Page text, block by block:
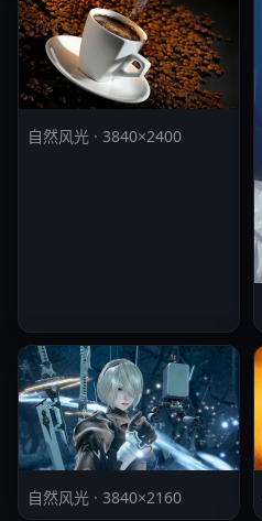
自然风光 · 3840×2400
自然风光 · 3840×2160